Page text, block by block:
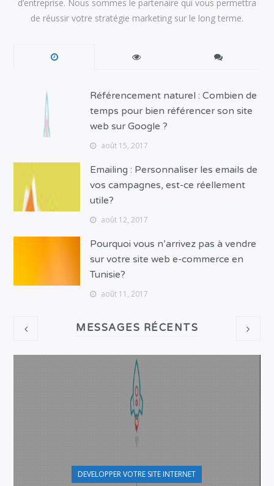
d’entreprise. Nous sommes le partenaire qui vous permettra
de réussir votre stratégie marketing sur le long terme.
Référencement naturel : Combien de
temps pour bien référencer son site
web sur Google ?
août 15, 2017
Emailing : Personnaliser les emails de
vos campagnes, est-ce réellement
utile?
août 12, 2017
Pourquoi vous n’arrivez pas à vendre
sur votre site web e-commerce en
Tunisie?
août 11, 2017
MESSAGES RÉCENTS
DEVELOPPER VOTRE SITE INTERNET